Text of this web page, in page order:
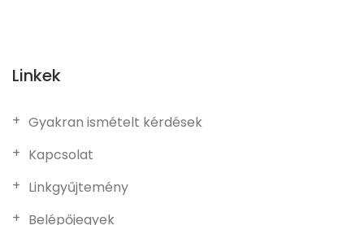
Linkek
Gyakran ismételt kérdések
Kapcsolat
Linkgyűjtemény
Belépőjegyek